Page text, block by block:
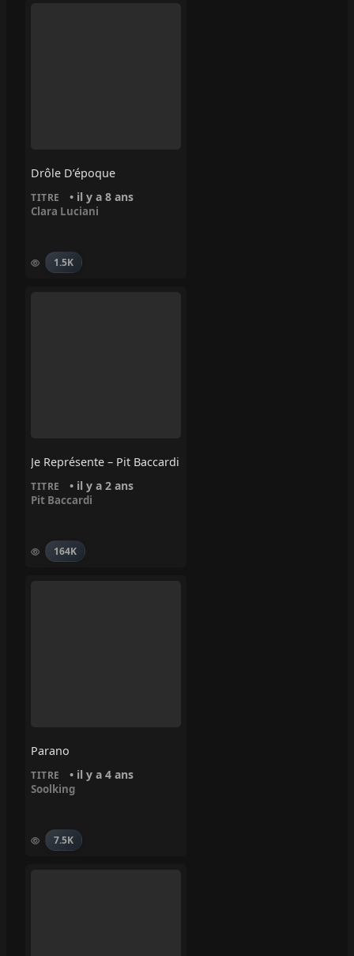
Drôle D’époque
TITRE • il y a 8 ans
Clara Luciani
1.5K
Je Représente – Pit Baccardi
TITRE • il y a 2 ans
Pit Baccardi
164K
Parano
TITRE • il y a 4 ans
Soolking
7.5K